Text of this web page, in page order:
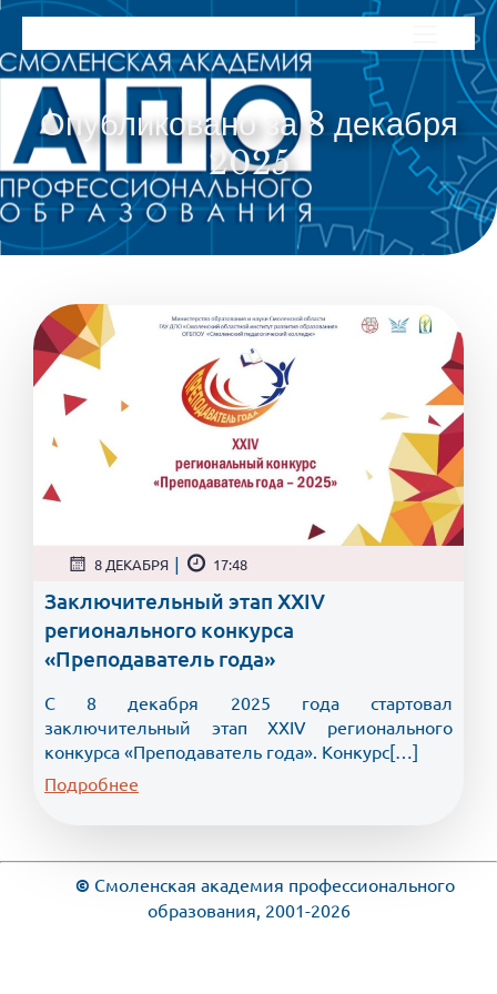
Опубликовано за 8 декабря
2025
8 ДЕКАБРЯ | 17:48
Заключительный этап XXIV
регионального конкурса
«Преподаватель года»
С 8 декабря 2025 года стартовал
заключительный этап XXIV регионального
конкурса «Преподаватель года». Конкурс[…]
Подробнее
© Смоленская академия профессионального
образования, 2001-2026